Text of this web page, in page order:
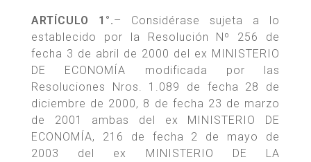
ARTÍCULO 1°.– Considérase sujeta a lo
establecido por la Resolución Nº 256 de
fecha 3 de abril de 2000 del ex MINISTERIO
DE ECONOMÍA modificada por las
Resoluciones Nros. 1.089 de fecha 28 de
diciembre de 2000, 8 de fecha 23 de marzo
de 2001 ambas del ex MINISTERIO DE
ECONOMÍA, 216 de fecha 2 de mayo de
2003 del ex MINISTERIO DE LA